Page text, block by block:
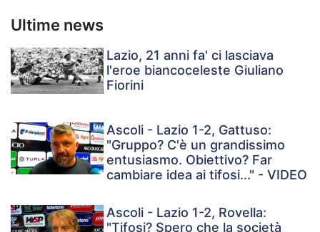
Ultime news
Lazio, 21 anni fa' ci lasciava
l'eroe biancoceleste Giuliano
Fiorini
Ascoli - Lazio 1-2, Gattuso:
"Gruppo? C'è un grandissimo
entusiasmo. Obiettivo? Far
cambiare idea ai tifosi..." - VIDEO
Ascoli - Lazio 1-2, Rovella:
"Tifosi? Spero che la società